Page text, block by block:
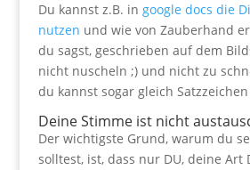
Du kannst z.B. in google docs die
nutzen und wie von Zauberhand
du sagst, geschrieben auf dem
nicht nuscheln ;) und nicht zu
du kannst sogar gleich
Deine Stimme ist nicht
Der wichtigste Grund, warum du
solltest, ist, dass nur DU, deine Art